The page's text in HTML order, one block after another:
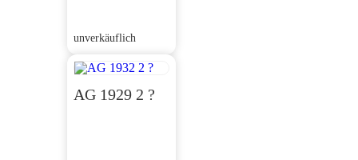
unverkäuflich
AG 1929 2 ?